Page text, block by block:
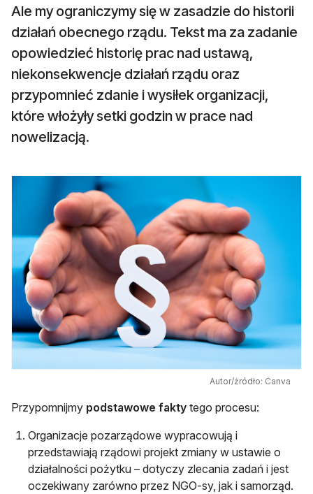
Ale my ograniczymy się w zasadzie do historii
działań obecnego rządu. Tekst ma za zadanie
opowiedzieć historię prac nad ustawą,
niekonsekwencje działań rządu oraz
przypomnieć zdanie i wysiłek organizacji,
które włożyły setki godzin w prace nad
nowelizacją.
Autor/źródło: Canva
Przypomnijmy podstawowe fakty tego procesu:
Organizacje pozarządowe wypracowują i
przedstawiają rządowi projekt zmiany w ustawie o
działalności pożytku – dotyczy zlecania zadań i jest
oczekiwany zarówno przez NGO-sy, jak i samorząd.